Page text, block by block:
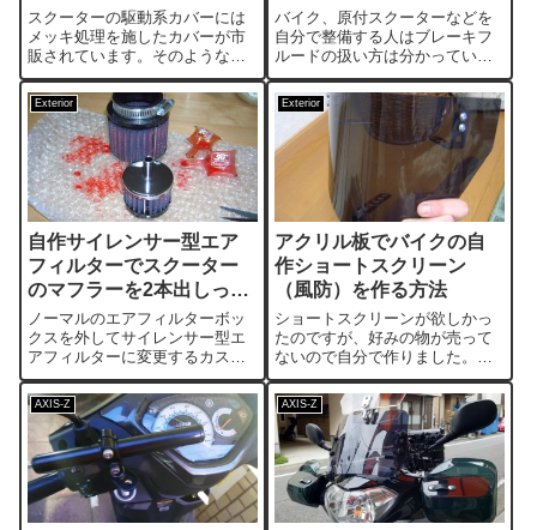
スクーターの駆動系カバーには
メッキ処理を施したカバーが市
販されています。そのような市
販品を取り付けて簡単にピカピ
カ駆動系カバーにするのも良い
ですが、本体を加工したほうが
オリジナル性が高まるので目立
ちます。初心者でも簡単に加工
できるお勧めカス...
被膜が剥がれる感じに
バイク、原付スクーターなどを
自分で整備する人はブレーキフ
ルードの扱い方は分かっている
と思います。一般的にブレーキ
フルードを塗装した部分に付け
てしまうと塗装を痛めてしまう
ので塗装面には絶対にブレーキ
フルードをこぼさない事、こぼ
してしまった場合...
Exterior
自作サイレンサー型エア
フィルターでスクーター
のマフラーを2本出しっぽ
くキメる！
ノーマルのエアフィルターボッ
クスを外してサイレンサー型エ
アフィルターに変更するカスタ
ムです。適当なパイプ、エアフ
ィルター、自動車のマフラーカ
ッターなどを使ってオリジナル
を作りましょう。自分で部品を
揃えるのが面倒なかたはサイレ
ンサー型エアクリ...
Exterior
アクリル板でバイクの自
作ショートスクリーン
（風防）を作る方法
ショートスクリーンが欲しかっ
たのですが、好みの物が売って
ないので自分で作りました。ア
クリサンデー、カッター、ステ
ー、クランプなどを使って簡単
にバイク用オリジナル風防が作
れます。部品代も1000円以下で
済むのでお勧めカスタムになり
ます。アクリ...
AXIS-Z AXIS-Z